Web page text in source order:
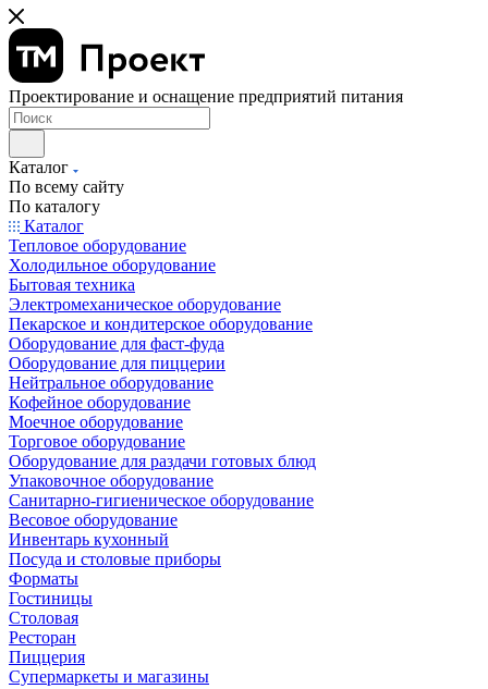
Проектирование и оснащение предприятий питания
Каталог
По всему сайту
По каталогу
Каталог
Тепловое оборудование
Холодильное оборудование
Бытовая техника
Электромеханическое оборудование
Пекарское и кондитерское оборудование
Оборудование для фаст-фуда
Оборудование для пиццерии
Нейтральное оборудование
Кофейное оборудование
Моечное оборудование
Торговое оборудование
Оборудование для раздачи готовых блюд
Упаковочное оборудование
Санитарно-гигиеническое оборудование
Весовое оборудование
Инвентарь кухонный
Посуда и столовые приборы
Форматы
Гостиницы
Столовая
Ресторан
Пиццерия
Супермаркеты и магазины